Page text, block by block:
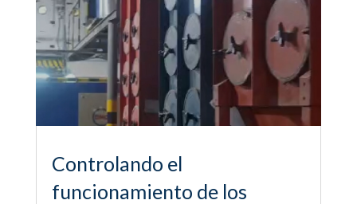
Controlando el
funcionamiento de los